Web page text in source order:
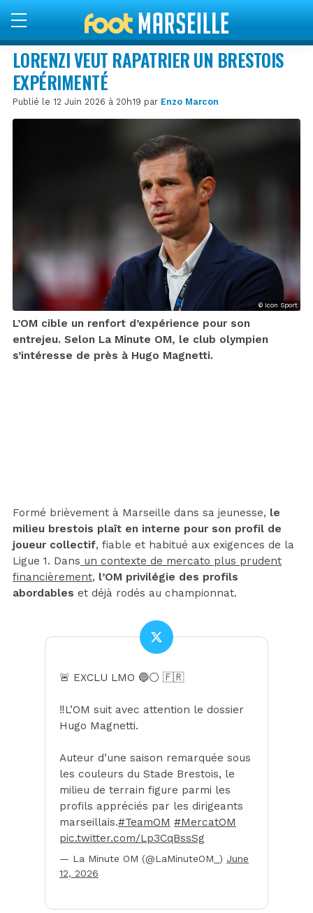
LORENZI VEUT RAPATRIER UN BRESTOIS
EXPÉRIMENTÉ
Publié le 12 Juin 2026 à 20h19 par Enzo Marcon
© Icon Sport
L’OM cible un renfort d’expérience pour son
entrejeu. Selon La Minute OM, le club olympien
s’intéresse de près à Hugo Magnetti.
Formé brièvement à Marseille dans sa jeunesse, le
milieu brestois plaît en interne pour son profil de
joueur collectif, fiable et habitué aux exigences de la
Ligue 1. Dans un contexte de mercato plus prudent
financièrement, l’OM privilégie des profils
abordables et déjà rodés au championnat.
🚨 EXCLU LMO 🔵⚪️ 🇫🇷
‼️L’OM suit avec attention le dossier
Hugo Magnetti.
Auteur d’une saison remarquée sous
les couleurs du Stade Brestois, le
milieu de terrain figure parmi les
profils appréciés par les dirigeants
marseillais.#TeamOM #MercatOM
pic.twitter.com/Lp3CqBssSg
— La Minute OM (@LaMinuteOM_) June
12, 2026